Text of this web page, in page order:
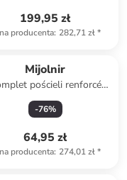
199,95 zł
producenta: 282,71 zł*
Mijolnir
pościeli renforcé
w kolorze czarno-
białym
-76%
64,95 zł
producenta: 274,01 zł*